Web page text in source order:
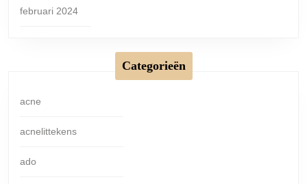
februari 2024
Categorieën
acne
acnelittekens
ado